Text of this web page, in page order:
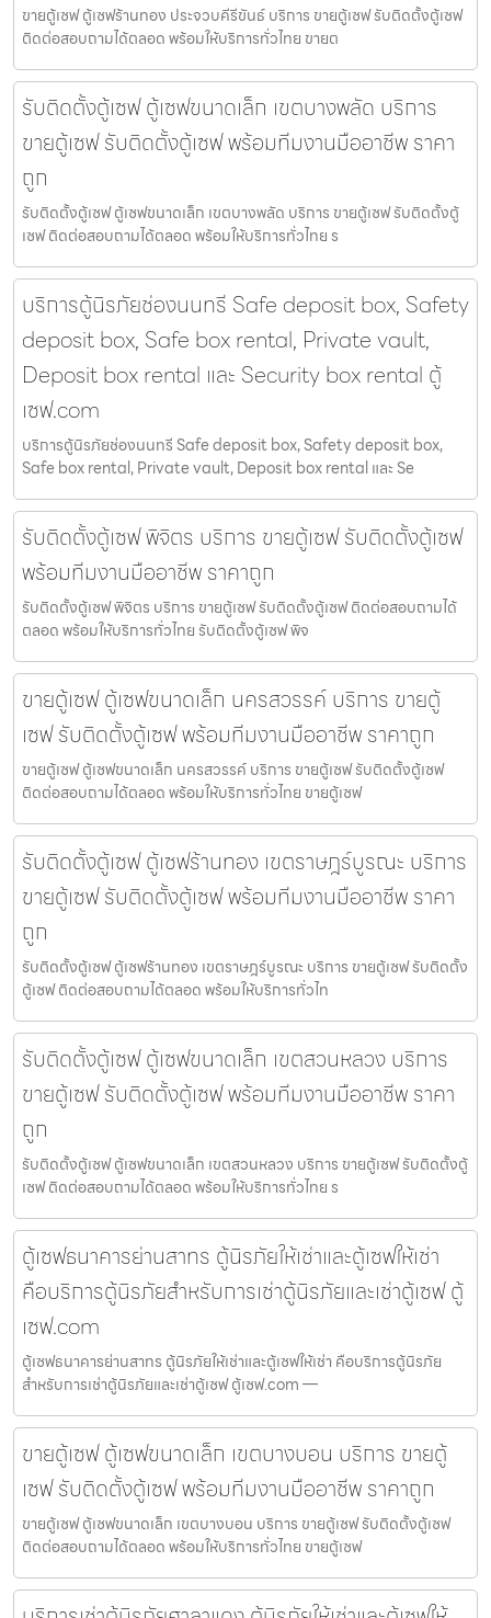
ขายตู้เซฟ ตู้เซฟร้านทอง ประจวบคีรีขันธ์ บริการ ขายตู้เซฟ รับติดตั้งตู้เซฟ
ติดต่อสอบถามได้ตลอด พร้อมให้บริการทั่วไทย ขายต
รับติดตั้งตู้เซฟ ตู้เซฟขนาดเล็ก เขตบางพลัด บริการ
ขายตู้เซฟ รับติดตั้งตู้เซฟ พร้อมทีมงานมืออาชีพ ราคา
ถูก
รับติดตั้งตู้เซฟ ตู้เซฟขนาดเล็ก เขตบางพลัด บริการ ขายตู้เซฟ รับติดตั้งตู้
เซฟ ติดต่อสอบถามได้ตลอด พร้อมให้บริการทั่วไทย ร
บริการตู้นิรภัยช่องนนทรี Safe deposit box, Safety
deposit box, Safe box rental, Private vault,
Deposit box rental และ Security box rental ตู้
เซฟ.com
บริการตู้นิรภัยช่องนนทรี Safe deposit box, Safety deposit box,
Safe box rental, Private vault, Deposit box rental และ Se
รับติดตั้งตู้เซฟ พิจิตร บริการ ขายตู้เซฟ รับติดตั้งตู้เซฟ
พร้อมทีมงานมืออาชีพ ราคาถูก
รับติดตั้งตู้เซฟ พิจิตร บริการ ขายตู้เซฟ รับติดตั้งตู้เซฟ ติดต่อสอบถามได้
ตลอด พร้อมให้บริการทั่วไทย รับติดตั้งตู้เซฟ พิจ
ขายตู้เซฟ ตู้เซฟขนาดเล็ก นครสวรรค์ บริการ ขายตู้
เซฟ รับติดตั้งตู้เซฟ พร้อมทีมงานมืออาชีพ ราคาถูก
ขายตู้เซฟ ตู้เซฟขนาดเล็ก นครสวรรค์ บริการ ขายตู้เซฟ รับติดตั้งตู้เซฟ
ติดต่อสอบถามได้ตลอด พร้อมให้บริการทั่วไทย ขายตู้เซฟ
รับติดตั้งตู้เซฟ ตู้เซฟร้านทอง เขตราษฎร์บูรณะ บริการ
ขายตู้เซฟ รับติดตั้งตู้เซฟ พร้อมทีมงานมืออาชีพ ราคา
ถูก
รับติดตั้งตู้เซฟ ตู้เซฟร้านทอง เขตราษฎร์บูรณะ บริการ ขายตู้เซฟ รับติดตั้ง
ตู้เซฟ ติดต่อสอบถามได้ตลอด พร้อมให้บริการทั่วไท
รับติดตั้งตู้เซฟ ตู้เซฟขนาดเล็ก เขตสวนหลวง บริการ
ขายตู้เซฟ รับติดตั้งตู้เซฟ พร้อมทีมงานมืออาชีพ ราคา
ถูก
รับติดตั้งตู้เซฟ ตู้เซฟขนาดเล็ก เขตสวนหลวง บริการ ขายตู้เซฟ รับติดตั้งตู้
เซฟ ติดต่อสอบถามได้ตลอด พร้อมให้บริการทั่วไทย ร
ตู้เซฟธนาคารย่านสาทร ตู้นิรภัยให้เช่าและตู้เซฟให้เช่า
คือบริการตู้นิรภัยสำหรับการเช่าตู้นิรภัยและเช่าตู้เซฟ ตู้
เซฟ.com
ตู้เซฟธนาคารย่านสาทร ตู้นิรภัยให้เช่าและตู้เซฟให้เช่า คือบริการตู้นิรภัย
สำหรับการเช่าตู้นิรภัยและเช่าตู้เซฟ ตู้เซฟ.com —
ขายตู้เซฟ ตู้เซฟขนาดเล็ก เขตบางบอน บริการ ขายตู้
เซฟ รับติดตั้งตู้เซฟ พร้อมทีมงานมืออาชีพ ราคาถูก
ขายตู้เซฟ ตู้เซฟขนาดเล็ก เขตบางบอน บริการ ขายตู้เซฟ รับติดตั้งตู้เซฟ
ติดต่อสอบถามได้ตลอด พร้อมให้บริการทั่วไทย ขายตู้เซฟ